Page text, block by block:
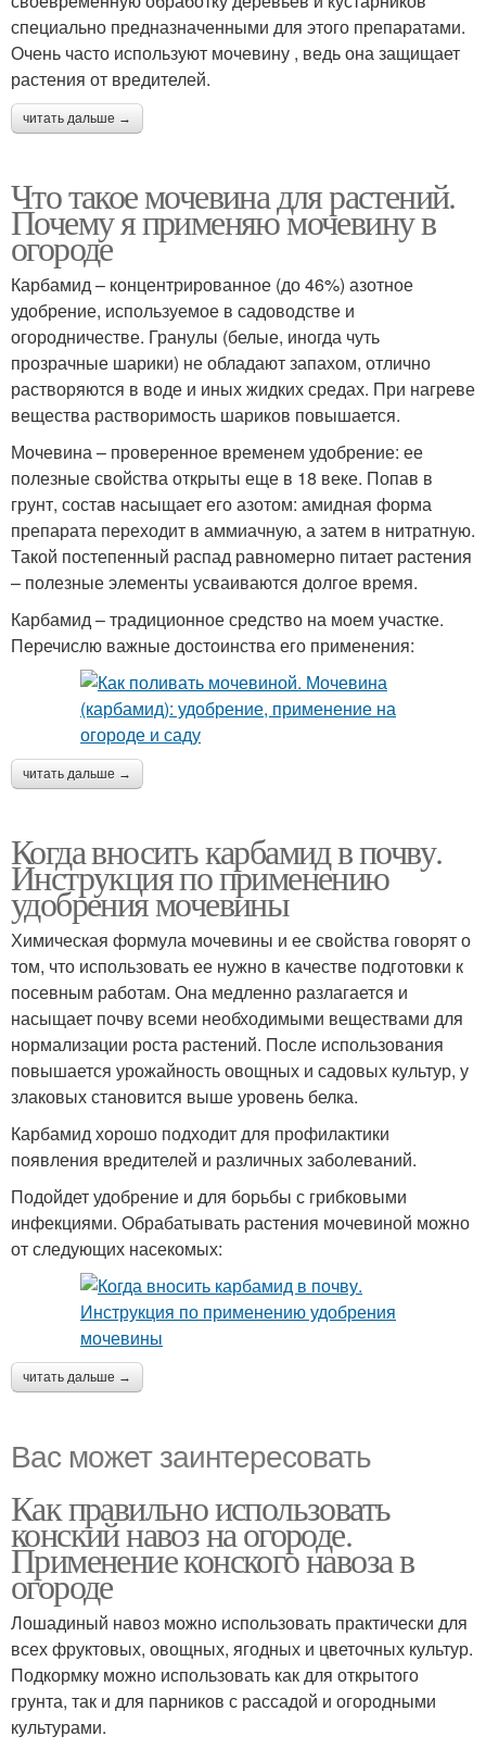
специально предназначенными для этого препаратами.
Очень часто используют мочевину , ведь она защищает
растения от вредителей.
читать дальше →
Что такое мочевина для растений.
Почему я применяю мочевину в
огороде
Карбамид – концентрированное (до 46%) азотное
удобрение, используемое в садоводстве и
огородничестве. Гранулы (белые, иногда чуть
прозрачные шарики) не обладают запахом, отлично
растворяются в воде и иных жидких средах. При нагреве
вещества растворимость шариков повышается.
Мочевина – проверенное временем удобрение: ее
полезные свойства открыты еще в 18 веке. Попав в
грунт, состав насыщает его азотом: амидная форма
препарата переходит в аммиачную, а затем в нитратную.
Такой постепенный распад равномерно питает растения
– полезные элементы усваиваются долгое время.
Карбамид – традиционное средство на моем участке.
Перечислю важные достоинства его применения:
читать дальше →
Когда вносить карбамид в почву.
Инструкция по применению
удобрения мочевины
Химическая формула мочевины и ее свойства говорят о
том, что использовать ее нужно в качестве подготовки к
посевным работам. Она медленно разлагается и
насыщает почву всеми необходимыми веществами для
нормализации роста растений. После использования
повышается урожайность овощных и садовых культур, у
злаковых становится выше уровень белка.
Карбамид хорошо подходит для профилактики
появления вредителей и различных заболеваний.
Подойдет удобрение и для борьбы с грибковыми
инфекциями. Обрабатывать растения мочевиной можно
от следующих насекомых:
читать дальше →
Вас может заинтересовать
Как правильно использовать
конский навоз на огороде.
Применение конского навоза в
огороде
Лошадиный навоз можно использовать практически для
всех фруктовых, овощных, ягодных и цветочных культур.
Подкормку можно использовать как для открытого
грунта, так и для парников с рассадой и огородными
культурами.